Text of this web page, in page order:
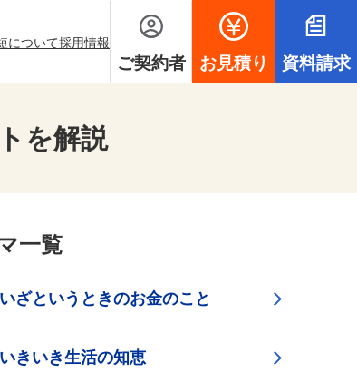
ます
について採用情報
ご契約者 お見積り 資料請求
を解説
一覧
いざというときのお金のこと
いきいき生活の知恵